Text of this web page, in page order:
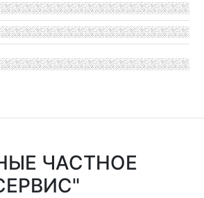
ЧАСТНОЕ